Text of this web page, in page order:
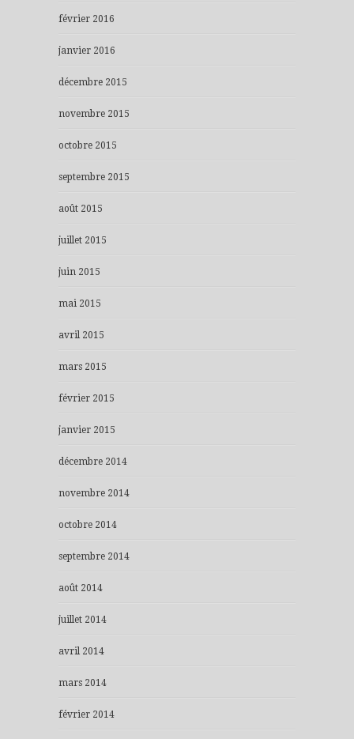
février 2016
janvier 2016
décembre 2015
novembre 2015
octobre 2015
septembre 2015
août 2015
juillet 2015
juin 2015
mai 2015
avril 2015
mars 2015
février 2015
janvier 2015
décembre 2014
novembre 2014
octobre 2014
septembre 2014
août 2014
juillet 2014
avril 2014
mars 2014
février 2014